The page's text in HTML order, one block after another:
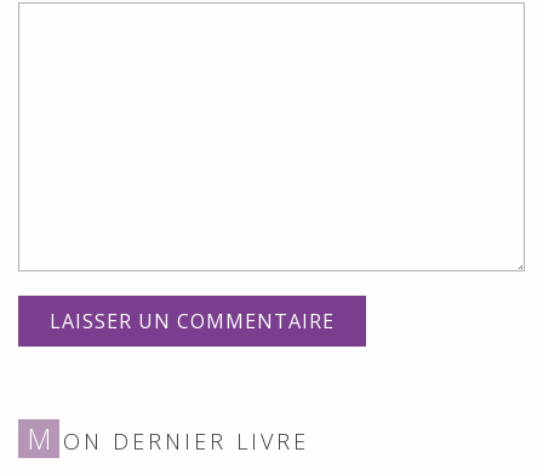
M ON DERNIER LIVRE